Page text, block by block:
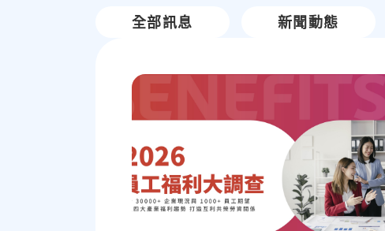
全部訊息 新聞動態